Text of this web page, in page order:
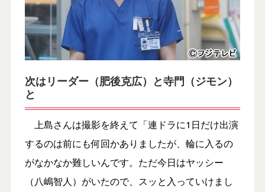
次はリーダー（肥後克広）と寺門（ジモン）
と
上島さんは撮影を終えて「連ドラに1日だけ出演
するのは前にも何回かありましたが、輪に入るの
がなかなか難しいんです。ただ今日はヤッシー
（八嶋智人）がいたので、スッと入っていけまし